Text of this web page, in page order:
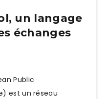
un langage
échanges
Public
est un réseau